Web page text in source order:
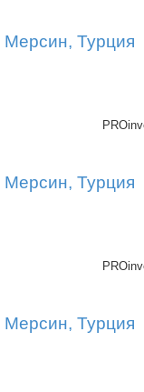
Мерсин, Турция
Мерсин, Турция
Мерсин, Турция